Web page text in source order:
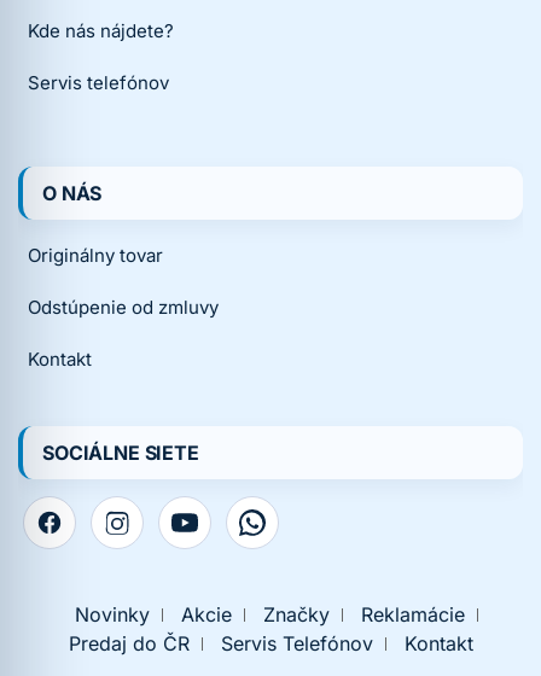
Kde nás nájdete?
Servis telefónov
O NÁS
Originálny tovar
Odstúpenie od zmluvy
Kontakt
SOCIÁLNE SIETE
Novinky Akcie Značky
Reklamácie
Predaj do ČR
Servis Telefónov Kontakt